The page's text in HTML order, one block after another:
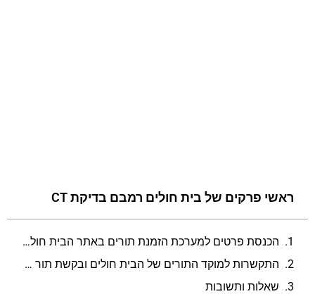
ראשי פרקים של בית חולים רמבם בדיקת CT
הכנסת פרטים למערכת הזמנת תורים באתר הבית חולים
התקשרות למוקד התורים של הבית חולים ובקשת תור לבדיקת CT
שאלות ותשובות